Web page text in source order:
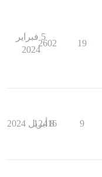
19
2602
5 فبراير
2024
9
12416
8 أبريل 2024